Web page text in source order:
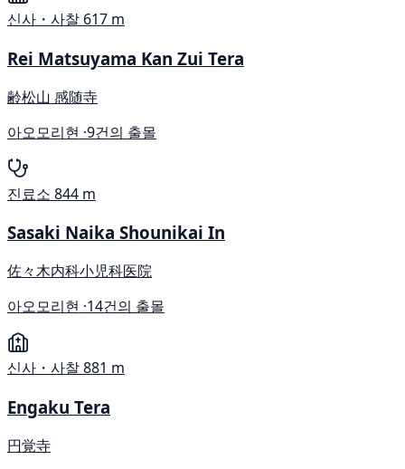
신사・사찰 617 m
Rei Matsuyama Kan Zui Tera
齢松山 感随寺
아오모리현 ·9건의 출몰
진료소 844 m
Sasaki Naika Shounikai In
佐々木内科小児科医院
아오모리현 ·14건의 출몰
신사・사찰881 m
Engaku Tera
円覚寺